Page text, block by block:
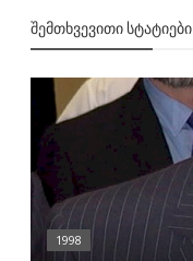
ᲨᲔᲛᲗᲮᲕᲔᲕᲘᲗᲘ ᲡᲢᲐᲢᲘᲔᲑᲘ
1998